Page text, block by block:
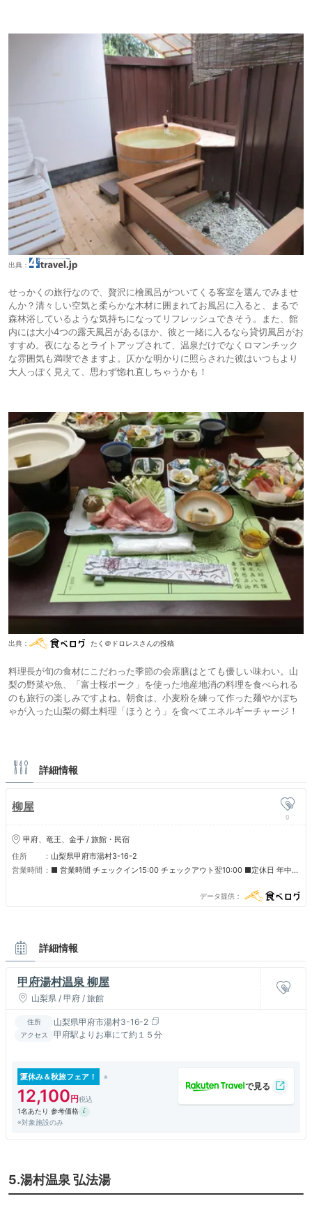
出典：
せっかくの旅行なので、贅沢に檜風呂がついてくる客室を選んでみませ
んか？清々しい空気と柔らかな木材に囲まれてお風呂に入ると、まるで
森林浴しているような気持ちになってリフレッシュできそう。また、館
内には大小4つの露天風呂があるほか、彼と一緒に入るなら貸切風呂がお
すすめ。夜になるとライトアップされて、温泉だけでなくロマンチック
な雰囲気も満喫できますよ。仄かな明かりに照らされた彼はいつもより
大人っぽく見えて、思わず惚れ直しちゃうかも！
出典： たく＠ドロレスさんの投稿
料理長が旬の食材にこだわった季節の会席膳はとても優しい味わい。山
梨の野菜や魚、「富士桜ポーク」を使った地産地消の料理を食べられる
のも旅行の楽しみですよね。朝食は、小麦粉を練って作った麺やかぼち
ゃが入った山梨の郷土料理「ほうとう」を食べてエネルギーチャージ！
詳細情報
柳屋
0
甲府、竜王、金手 / 旅館・民宿
住所
山梨県甲府市湯村3-16-2
営業時間
■ 営業時間 チェックイン15:00 チェックアウト翌10:00 ■定休日 年中無
データ提供
詳細情報
甲府湯村温泉 柳屋
山梨県 / 甲府 / 旅館
住所 山梨県甲府市湯村3-16-2
アクセス 甲府駅よりお車にて約１５分
夏休み＆秋旅フェア！
12,100
1名あたり 参考価格
※対象施設のみ
5.湯村温泉 弘法湯